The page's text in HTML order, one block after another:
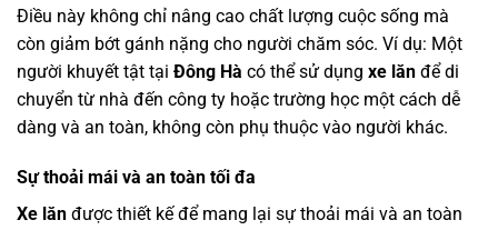
Điều này không chỉ nâng cao chất lượng cuộc sống mà
còn giảm bớt gánh nặng cho người chăm sóc. Ví dụ: Một
người khuyết tật tại Đông Hà có thể sử dụng xe lăn để di
chuyển từ nhà đến công ty hoặc trường học một cách dễ
dàng và an toàn, không còn phụ thuộc vào người khác.
Sự thoải mái và an toàn tối đa
Xe lăn được thiết kế để mang lại sự thoải mái và an toàn